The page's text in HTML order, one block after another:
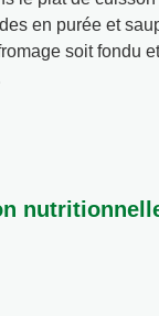
en purée et
soit fondu